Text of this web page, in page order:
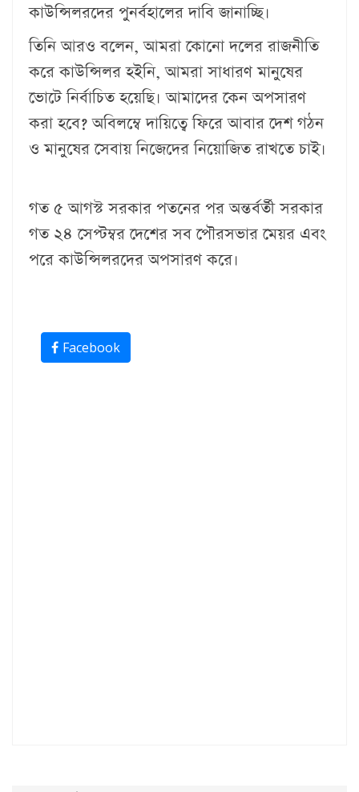
কাউন্সিলরদের পুনর্বহালের দাবি জানাচ্ছি।
তিনি আরও বলেন, আমরা কোনো দলের রাজনীতি
করে কাউন্সিলর হইনি, আমরা সাধারণ মানুষের
ভোটে নির্বাচিত হয়েছি। আমাদের কেন অপসারণ
করা হবে? অবিলম্বে দায়িত্বে ফিরে আবার দেশ গঠন
ও মানুষের সেবায় নিজেদের নিয়োজিত রাখতে চাই।
গত ৫ আগস্ট সরকার পতনের পর অন্তর্বর্তী সরকার
গত ২৪ সেপ্টম্বর দেশের সব পৌরসভার মেয়র এবং
পরে কাউন্সিলরদের অপসারণ করে।
Facebook